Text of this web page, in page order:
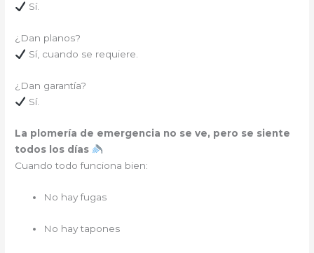
Sí.
¿Dan planos?
Sí, cuando se requiere.
¿Dan garantía?
Sí.
La plomería de emergencia no se ve, pero se siente
todos los días
Cuando todo funciona bien:
No hay fugas
No hay tapones